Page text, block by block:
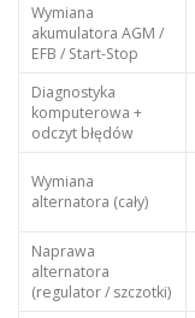
Wymiana
akumulatora AGM /
EFB / Start-Stop
Diagnostyka
komputerowa +
odczyt błędów
Wymiana
alternatora (cały)
Naprawa
alternatora
(regulator / szczotki)